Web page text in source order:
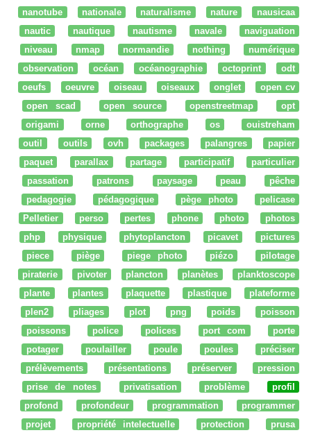
nanotube
nationale naturalisme nature
nausicaa
nautic
nautique nautisme navale
naviguation
niveau
nmap normandie nothing
numérique
observation
océan océanographie octoprint
odt
oeufs
oeuvre oiseau oiseaux onglet
open cv
open scad
open source openstreetmap
opt
origami
orne orthographe os
ouistreham
outil
outils ovh packages palangres
papier
paquet
parallax partage participatif
particulier
passation
patrons paysage peau
pêche
pedagogie
pédagogique pège photo
pelicase
Pelletier
perso pertes phone photo
photos
php
physique phytoplancton picavet
pictures
piece
piège piege photo piézo
pilotage
piraterie
pivoter plancton planètes
planktoscope
plante
plantes plaquette plastique
plateforme
plen2
pliages plot png poids
poisson
poissons
police polices port com
porte
potager
poulailler poule poules
préciser
prélèvements
présentations préserver
pression
prise de notes
privatisation problème
profil
profond
profondeur programmation
programmer
projet
propriété intelectuelle protection
prusa